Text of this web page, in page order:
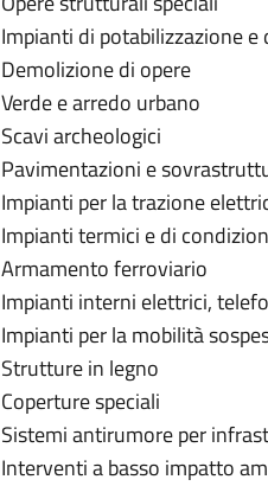
Impianti di potabilizzazione e
Demolizione di opere
Verde e arredo urbano
Scavi archeologici
Pavimentazioni e
Impianti per la trazione
Impianti termici e di
Armamento ferroviario
Impianti interni elettrici,
Impianti per la mobilità
Strutture in legno
Coperture speciali
Sistemi antirumore per
Interventi a basso impatto